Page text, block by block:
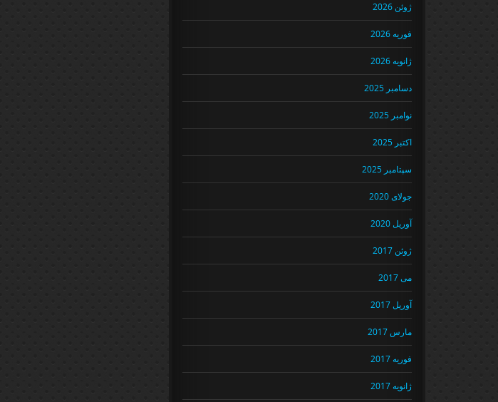
ژوئن 2026
فوریه 2026
ژانویه 2026
دسامبر 2025
نوامبر 2025
اکتبر 2025
سپتامبر 2025
جولای 2020
آوریل 2020
ژوئن 2017
می 2017
آوریل 2017
مارس 2017
فوریه 2017
ژانویه 2017